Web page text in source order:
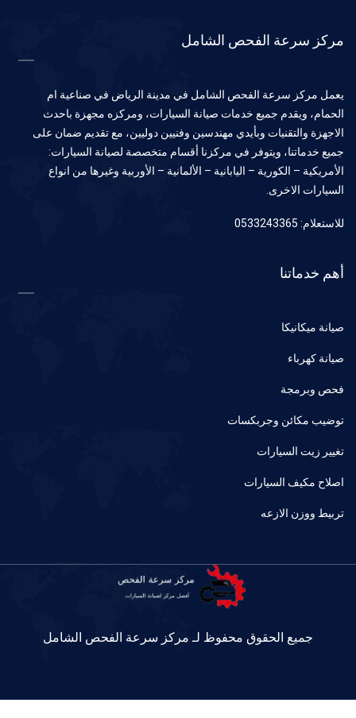
مركز سرعة الفحص الشامل
يعمل مركز سرعة الفحص الشامل في مدينة الرياض في صناعية ام
الحمام، ويقدم جميع خدمات صيانة السيارات، ومركزه مجهزة باحدث
الاجهزة والتقنيات وبأيدي مهندسين وفنيين دوليين، مع تقديم ضمان على
جميع خدماتنا، ويتوفر في مركزنا أقسام متخصصة لصيانة السيارات:
الأمريكية – الكورية – اليابانية – الألمانية – الأوربية وغيرها من انواع
السيارات الاخرى.
للاستعلام: 0533243365
أهم خدماتنا
صيانة ميكانيكا
صيانة كهرباء
فحص وبرمجة
توضيب مكائن وجربكسات
تغيير زيت السيارات
اصلاح مكيف السيارات
تربيط ووزن الازعه
جميع الحقوق محفوظ لـ مركز سرعة الفحص الشامل